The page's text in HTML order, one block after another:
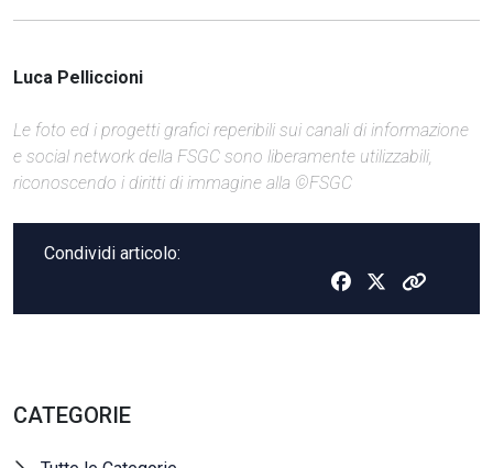
Luca Pelliccioni
Le foto ed i progetti grafici reperibili sui canali di informazione
e social network della FSGC sono liberamente utilizzabili,
riconoscendo i diritti di immagine alla ©FSGC
Condividi articolo:
CATEGORIE